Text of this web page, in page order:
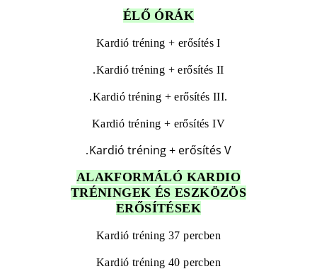
ÉLŐ ÓRÁK
Kardió tréning + erősítés I
.Kardió tréning + erősítés II
.Kardió tréning + erősítés III.
Kardió tréning + erősítés IV
.Kardió tréning + erősítés V
ALAKFORMÁLÓ KARDIO
TRÉNINGEK ÉS ESZKÖZÖS
ERŐSÍTÉSEK
Kardió tréning 37 percben
Kardió tréning 40 percben